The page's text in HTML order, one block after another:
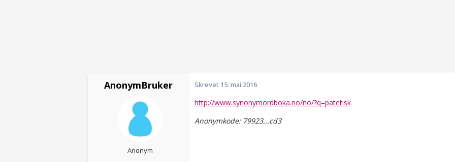
AnonymBruker
Anonym
Skrevet 15. mai 2016
http://www.synonymordboka.no/no/?q=patetisk
Anonymkode: 79923...cd3